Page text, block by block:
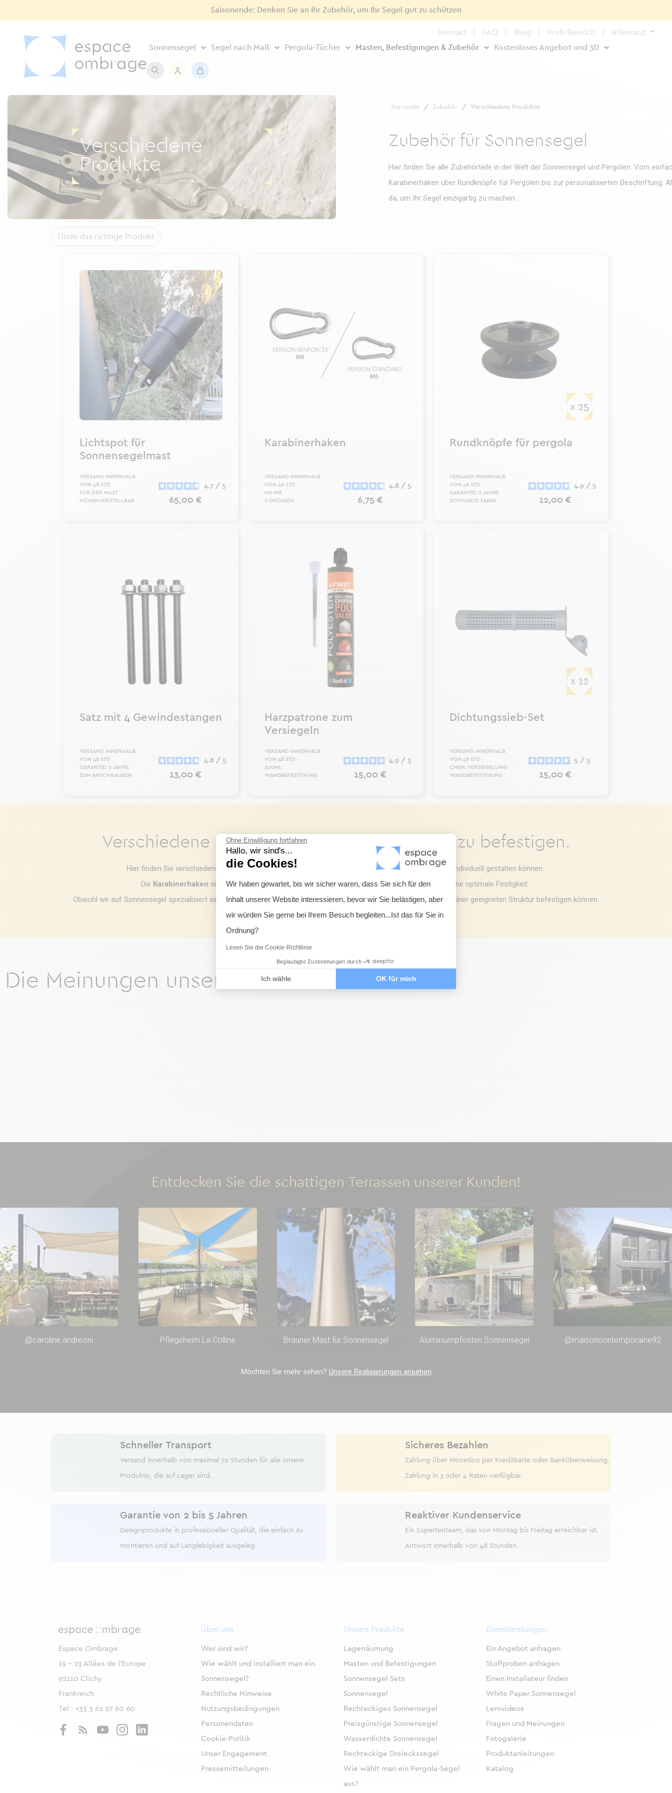
Ohne Einwilligung fortfahren
Hallo, wir sind's...
die Cookies!
Einwilligungsmanagementplattform: Passen Sie Ihre Optionen an
Wir haben gewartet, bis wir sicher waren, dass Sie sich für den
Inhalt unserer Website interessieren, bevor wir Sie belästigen, aber
wir würden Sie gerne bei Ihrem Besuch begleiten...Ist das für Sie in
Ordnung?
Lesen Sie die Cookie-Richtlinie
Beglaubigte Zustimmungen durch
Ich wähle OK für mich
Saisonende: Denken Sie an Ihr Zubehör, um Ihr Segel gut zu schützen
Kontakt FAQ Blog Profi-Bereich
Allemand
Sonnensegel
Segel nach Maß Pergola-Tücher Masten, Befestigungen & Zubehör Kostenloses Angebot und 3D
Verschiedene
Produkte
Startseite Zubehör Verschiedene Produkte
Zubehör für Sonnensegel
Hier finden Sie alle Zubehörteile in der Welt der Sonnensegel und Pergolen. Vom
Karabinerhaken über Rundknöpfe für Pergolen bis zur personalisierten Beschriftung.
da, um Ihr Segel einzigartig zu machen.
Finde das richtige Produkt
Lichtspot für
Sonnensegelmast
VERSAND INNERHALB
VON 48 STD
FÜR DEN MAST
HÖHENVERSTELLBAR
4.7 / 5
Preis
65,00 €
Karabinerhaken
VERSAND INNERHALB
VON 48 STD
M6-M8
2 GRÖSSEN
4.8 / 5
Preis
6,75 €
Rundknöpfe für pergola
VERSAND INNERHALB
VON 48 STD
GARANTIE: 2 JAHRE
SCHWARZE FARBE
4.9 / 5
Preis
12,00 €
Satz mit 4 Gewindestangen
VERSAND INNERHALB
VON 48 STD
GARANTIE: 2 JAHRE
ZUM ANSCHRAUBEN
4.8 / 5
Preis
13,00 €
Harzpatrone zum
Versiegeln
VERSAND INNERHALB
VON 48 STD
300ML
WANDBEFESTIGUNG
4.9 / 5
Preis
15,00 €
Dichtungssieb-Set
VERSAND INNERHALB
VON 48 STD
CHEM. VERSIEGELUNG
WANDBEFESTIGUNG
5 / 5
Preis
15,00 €
Verschiedene Produkte, um Ihr Sonnensegel zu befestigen.
Hier finden Sie verschiedene Produkte, mit denen Sie Ihre Sonnensegelanlage vervollständigen oder individuell gestalten können.
Die Karabinerhaken sind die, die bei unseren Segeln verwendet werden und garantieren daher eine optimale Festigkeit.
Obwohl wir auf Sonnensegel spezialisiert sind, bieten wir auchPergola-Hakenan, mit denen Sie ein Segel direkt an einer geeigneten Struktur befestigen können.
Die Meinungen unserer Nutzer
Entdecken Sie die schattigen Terrassen unserer Kunden!
@caroline.andreoni Pflegeheim La Colline Brauner Mast für Sonnensegel Aluminiumpfosten Sonnensegel @maisoncontemporaine92
Möchten Sie mehr sehen? Unsere Realisierungen ansehen
Schneller Transport
Versand innerhalb von maximal 72 Stunden für alle unsere
Produkte, die auf Lager sind.
Sicheres Bezahlen
Zahlung über Monetico per Kreditkarte oder Banküberweisung.
Zahlung in 3 oder 4 Raten verfügbar.
Garantie von 2 bis 5 Jahren
Designprodukte in professioneller Qualität, die einfach zu
montieren und auf Langlebigkeit ausgeleg
Reaktiver Kundenservice
Ein Expertenteam, das von Montag bis Freitag erreichbar ist.
Antwort innerhalb von 48 Stunden.
Espace Ombrage
19 - 23 Allées de l’Europe
92110 Clichy
Frankreich
Tel : +33 3 62 27 60 60
Über uns
Wer sind wir?
Wie wählt und installiert man ein
Sonnensegel?
Rechtliche Hinweise
Nutzungsbedingungen
Personendaten
Cookie-Politik
Unser Engagement
Pressemitteilungen
Unsere Produkte
Lagerräumung
Masten und Befestigungen
Sonnensegel Sets
Sonnensegel
Rechteckiges Sonnensegel
Preisgünstige Sonnensegel
Wasserdichte Sonnensegel
Rechteckige Dreieckssegel
Wie wählt man ein Pergola-Segel
aus?
Dienstleistungen
Ein Angebot anfragen
Stoffproben anfragen
Einen Installateur finden
White Paper Sonnensegel
Lernvideos
Fragen und Meinungen
Fotogalerie
Produktanleitungen
Katalog